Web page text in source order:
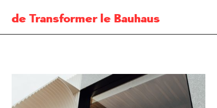
de Transformer le Bauhaus